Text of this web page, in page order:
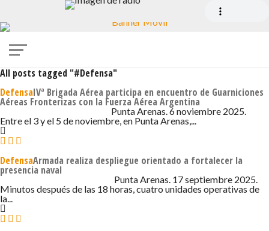
All posts tagged "#Defensa"
DefensaIVª Brigada Aérea participa en encuentro de Guarniciones
Aéreas Fronterizas con la Fuerza Aérea Argentina
Punta Arenas. 6 noviembre 2025.
Entre el 3 y el 5 de noviembre, en Punta Arenas,...
DefensaArmada realiza despliegue orientado a fortalecer la
presencia naval
17 DE SEPTIEMBRE DE 2025 - 7:00
Punta Arenas. 17 septiembre 2025.
Minutos después de las 18 horas, cuatro unidades operativas de
la...